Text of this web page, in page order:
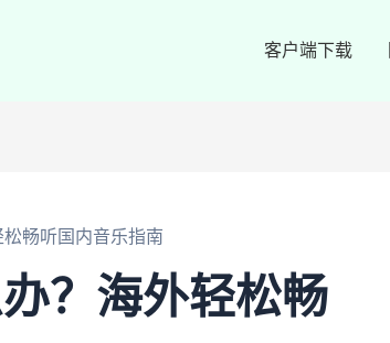
客户端下载
畅听国内音乐指南
？海外轻松畅